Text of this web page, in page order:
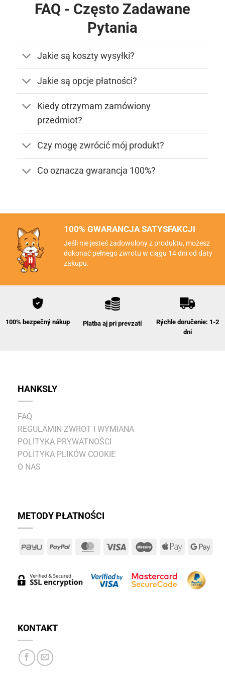
FAQ - Często Zadawane
Pytania
Jakie są koszty wysyłki?
Jakie są opcje płatności?
Kiedy otrzymam zamówiony
przedmiot?
Czy mogę zwrócić mój produkt?
Co oznacza gwarancja 100%?
100% GWARANCJA SATYSFAKCJI
Jeśli nie jesteś zadowolony z produktu, możesz
dokonać pełnego zwrotu w ciągu 14 dni od daty
zakupu.
100% bezpečný nákup Platba aj pri prevzatí
Rýchle doručenie: 1-2
dni
HANKSLY
FAQ
REGULAMIN ZWROT I WYMIANA
POLITYKA PRYWATNOŚCI
POLITYKA PLIKÓW COOKIE
O NAS
METODY PŁATNOŚCI
PayU PayPal MasterCard
Visa MaestroApple
KONTAKT